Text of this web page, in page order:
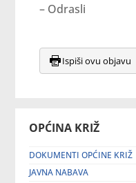
OPĆINA KRIŽ
DOKUMENTI OPĆINE KRIŽ
JAVNA NABAVA
– Odrasli
Ispiši ovu objavu